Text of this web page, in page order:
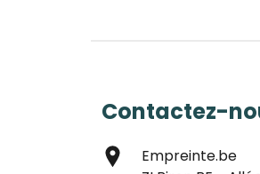
Contactez-
Empreinte.be